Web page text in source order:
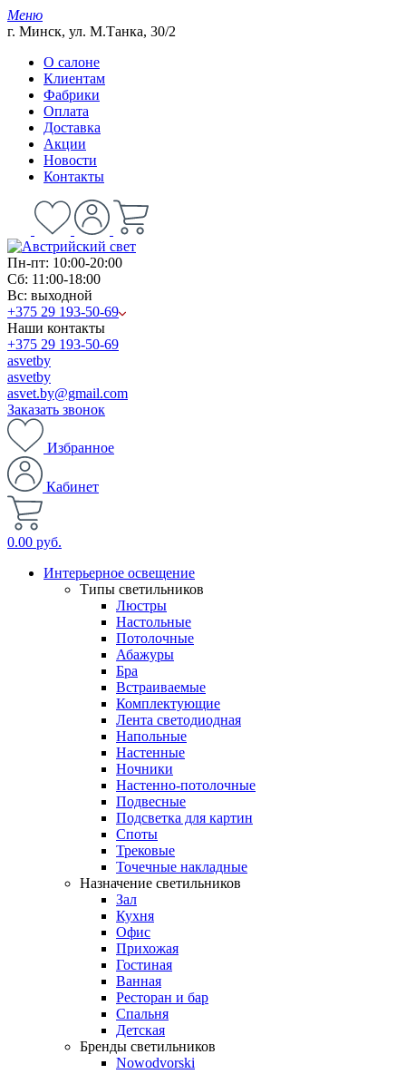
Меню
г. Минск, ул. М.Танка, 30/2
О салоне
Клиентам
Фабрики
Оплата
Доставка
Акции
Новости
Контакты
Пн-пт: 10:00-20:00
Сб: 11:00-18:00
Вс: выходной
+375 29 193-50-69
Наши контакты
+375 29 193-50-69
asvetby
asvetby
asvet.by@gmail.com
Заказать звонок
Избранное
Кабинет
0.00 руб.
Интерьерное освещение
Типы светильников
Люстры
Настольные
Потолочные
Абажуры
Бра
Встраиваемые
Комплектующие
Лента светодиодная
Напольные
Настенные
Ночники
Настенно-потолочные
Подвесные
Подсветка для картин
Споты
Трековые
Точечные накладные
Назначение светильников
Зал
Кухня
Офис
Прихожая
Гостиная
Ванная
Ресторан и бар
Спальня
Детская
Бренды светильников
Nowodvorski